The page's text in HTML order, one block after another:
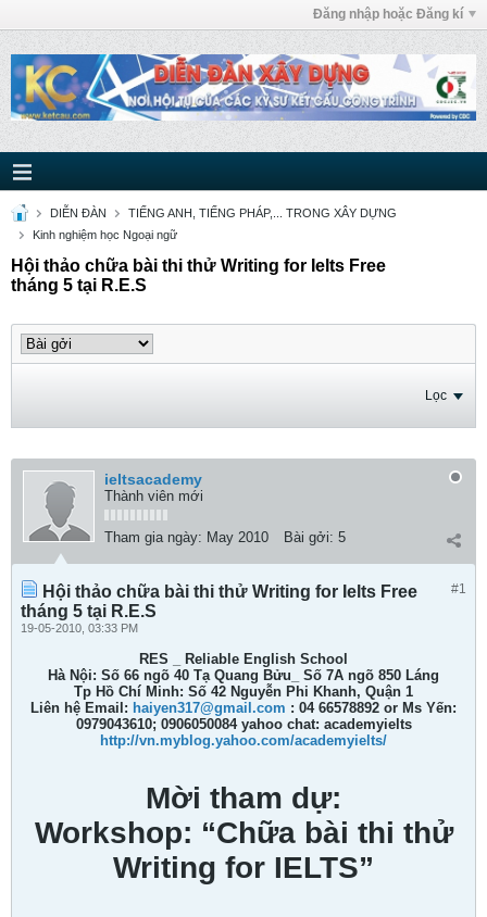
Đăng nhập hoặc Đăng kí
DIỄN ĐÀN
TIẾNG ANH, TIẾNG PHÁP,... TRONG XÂY DỰNG
Kinh nghiệm học Ngoại ngữ
Hội thảo chữa bài thi thử Writing for Ielts Free
tháng 5 tại R.E.S
Lọc
ieltsacademy
Thành viên mới
Tham gia ngày: May 2010 Bài gởi: 5
#1
Hội thảo chữa bài thi thử Writing for Ielts Free
tháng 5 tại R.E.S
19-05-2010, 03:33 PM
RES _ Reliable English School
Hà Nội: Số 66 ngõ 40 Tạ Quang Bửu_ Số 7A ngõ 850 Láng
Tp Hồ Chí Minh: Số 42 Nguyễn Phi Khanh, Quận 1
Liên hệ Email: haiyen317@gmail.com : 04 66578892 or Ms Yến:
0979043610; 0906050084 yahoo chat: academyielts
http://vn.myblog.yahoo.com/academyielts/
Mời tham dự:
Workshop: “Chữa bài thi thử
Writing for IELTS”